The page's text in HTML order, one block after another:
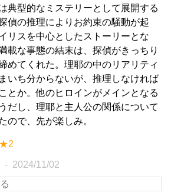
典型的なミステリーとして展開する
偵の推理によりお約束の騒動が起
リスを中心としたストーリーとな
載な事態の結末は、探偵がきっちり
めてくれた。理耶の中のリアリティ
いち分からないが、推理しなければ
とか。他のヒロインがメインとなる
だし、理耶と主人公の関係について
ので、先が楽しみ。
★2
2024/11/02